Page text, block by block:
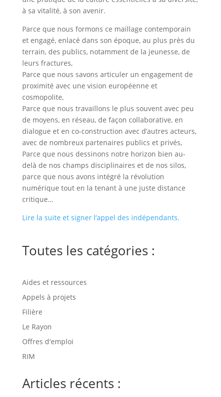
à sa vitalité, à son avenir.
Parce que nous formons ce maillage contemporain
et engagé, enlacé dans son époque, au plus près du
terrain, des publics, notamment de la jeunesse, de
leurs fractures,
Parce que nous savons articuler un engagement de
proximité avec une vision européenne et
cosmopolite,
Parce que nous travaillons le plus souvent avec peu
de moyens, en réseau, de façon collaborative, en
dialogue et en co-construction avec d’autres acteurs,
avec de nombreux partenaires publics et privés,
Parce que nous dessinons notre horizon bien au-
delà de nos champs disciplinaires et de nos silos,
parce que nous avons intégré la révolution
numérique tout en la tenant à une juste distance
critique…
Lire la suite et signer l’appel des indépendants.
Toutes les catégories :
Aides et ressources
Appels à projets
Filière
Le Rayon
Offres d'emploi
RIM
Articles récents :